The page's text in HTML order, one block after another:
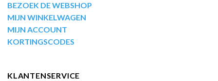
BEZOEK DE WEBSHOP
MIJN WINKELWAGEN
MIJN ACCOUNT
KORTINGSCODES
KLANTENSERVICE